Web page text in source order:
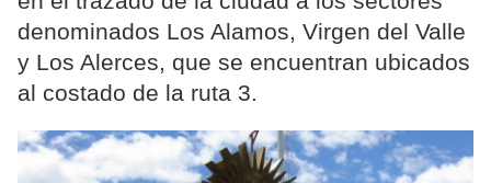
denominados Los Alamos, Virgen del Valle
y Los Alerces, que se encuentran ubicados
al costado de la ruta 3.